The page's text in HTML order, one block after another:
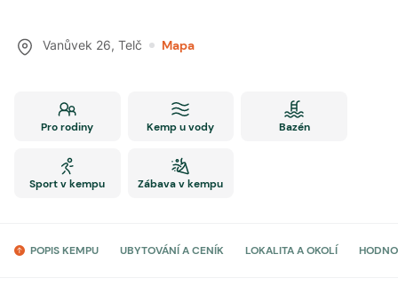
Vanůvek 26, Telč Mapa
Pro rodiny Kemp u vody Bazén
Sport v kempu Zábava v kempu
POPIS KEMPU UBYTOVÁNÍ A CENÍK LOKALITA A OKOLÍ